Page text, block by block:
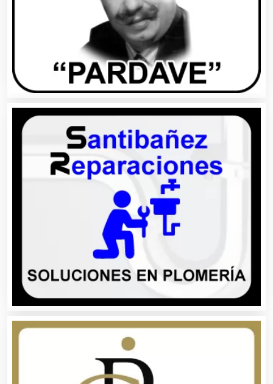
Artículos para el Hogar
Artículos para Regalos
Artículos Personales
Artículos Publicitarios
Aseguradoras
Asesores Técnicos
Asesoría Fiscal